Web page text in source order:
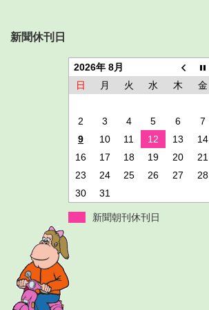
新聞休刊日
2026年 8月
日
月 火 水 木 金
2
3 4 5 6 7
9
10 11 12 13 14
16
17 18 19 20 21
23
24 25 26 27 28
30
31
新聞朝刊休刊日